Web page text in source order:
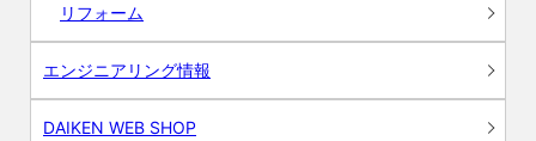
リフォーム
エンジニアリング情報
DAIKEN WEB SHOP